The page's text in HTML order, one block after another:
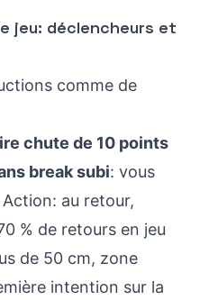
jeu: déclencheurs et
comme de
chute de 10 points
break subi: vous
au retour,
% de retours en jeu
de 50 cm, zone
intention sur la